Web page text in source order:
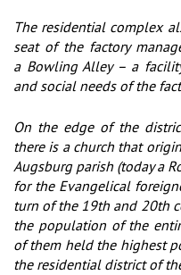
The residential complex
seat of the factory
a Bowling Alley – a
and social needs of the
On the edge of the
there is a church that
Augsburg parish (today a
for the Evangelical
turn of the 19th and 20th
the population of the
of them held the highest
the residential district of